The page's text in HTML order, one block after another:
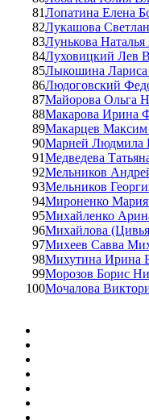
81Лопатина Елена
82Лукашова
83Лунькова
84Луховицкий Лев
85Лыкошина Лариса
86Людоговский
87Майорова Ольга
88Макарова Ирина
89Макарцев
90Марней Людмила
91Медведева
92Мельников
93Мельников
94Мироненко
95Михайленко
96Михайлова
97Михеев Савва
98Михутина Ирина
99Морозов Борис
100Мочалова